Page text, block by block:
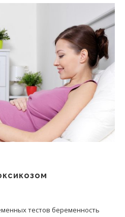
тестов беременность